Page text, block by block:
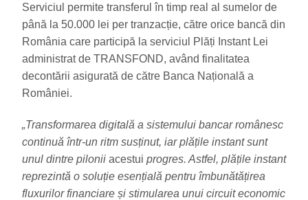
Serviciul permite transferul în timp real al sumelor de
până la 50.000 lei per tranzacție, către orice bancă din
România care participă la serviciul Plăți Instant Lei
administrat de TRANSFOND, având finalitatea
decontării asigurată de către Banca Națională a
României.
„Transformarea digitală a sistemului bancar românesc
continuă într-un ritm susținut, iar plățile instant sunt
unul dintre pilonii acestui progres. Astfel, plățile instant
reprezintă o soluție esențială pentru îmbunătățirea
fluxurilor financiare și stimularea unui circuit economic